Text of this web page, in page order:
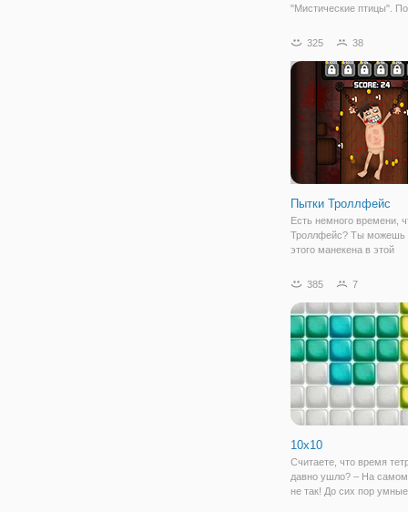
"Мистические птицы". По
джунглях глубоко в
поможет выбраться им
Чтобы помочь птица
325 38
Пытки Троллфейс
Есть немного времени,
Троллфейс? Ты можешь
этого манекена в этой
Делайте это медленно и
предпочитаете.
и разблокировать все
385 7
10х10
Считаете, что время
давно ушло? – На самом
не так! До сих пор